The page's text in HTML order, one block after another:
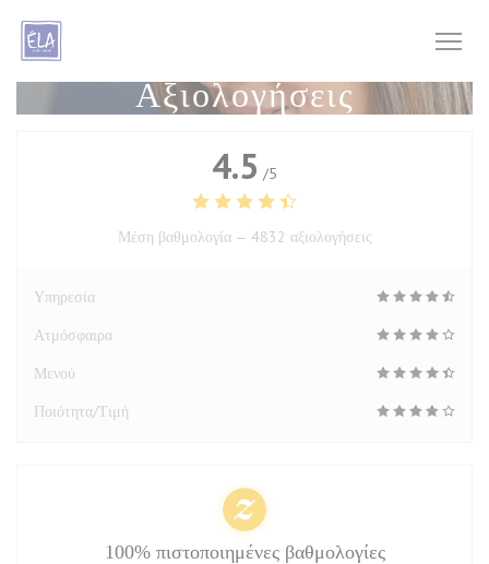
Πίνακας διαχείρισης "Μπισκότων" (Cookies)
Αξιολογήσεις
4.5 /5
Μέση βαθμολογία — 4832 αξιολογήσεις
Υπηρεσία
Ατμόσφαιρα
Μενού
Ποιότητα/Τιμή
100% πιστοποιημένες βαθμολογίες